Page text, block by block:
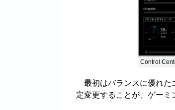
Control
最初はバランスに優れた
定変更することが、ゲーミ